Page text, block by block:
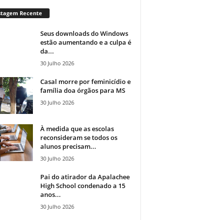
Recente
Seus downloads do Windows
estão aumentando e a culpa é
da...
30 Julho 2026
Casal morre por feminicídio e
família doa órgãos para MS
30 Julho 2026
À medida que as escolas
reconsideram se todos os
alunos precisam...
30 Julho 2026
Pai do atirador da Apalachee
High School condenado a 15
anos...
30 Julho 2026